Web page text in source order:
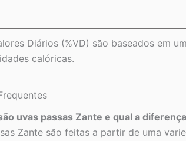
Diários (%VD) são baseados em
calóricas.
uvas passas Zante e qual a
Zante são feitas a partir de uma